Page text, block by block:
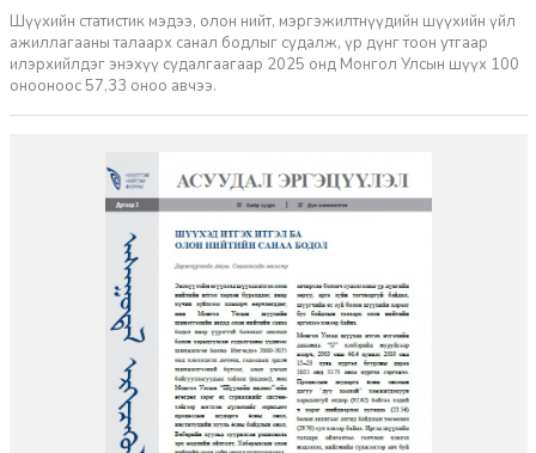
Шүүхийн статистик мэдээ, олон нийт, мэргэжилтнүүдийн шүүхийн үйл
ажиллагааны талаарх санал бодлыг судалж, үр дүнг тоон утгаар
илэрхийлдэг энэхүү судалгаагаар 2025 онд Монгол Улсын шүүх 100
онооноос 57,33 оноо авчээ.